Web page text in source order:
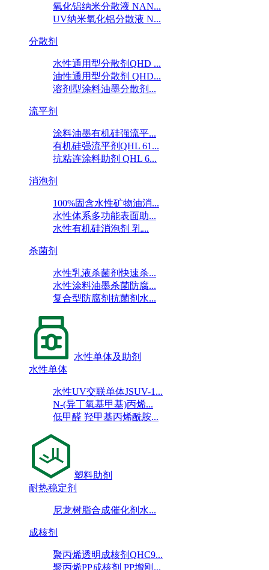
氧化铝纳米分散液 NAN...
UV纳米氧化铝分散液 N...
分散剂
水性通用型分散剂QHD ...
油性通用型分散剂 QHD...
溶剂型涂料油墨分散剂...
流平剂
涂料油墨有机硅强流平...
有机硅强流平剂QHL 61...
抗粘连涂料助剂 QHL 6...
消泡剂
100%固含水性矿物油消...
水性体系多功能表面助...
水性有机硅消泡剂 乳...
杀菌剂
水性乳液杀菌剂快速杀...
水性涂料油墨杀菌防腐...
复合型防腐剂抗菌剂水...
水性单体及助剂
水性单体
水性UV交联单体JSUV-1...
N-(异丁氧基甲基)丙烯...
低甲醛 羟甲基丙烯酰胺...
塑料助剂
耐热稳定剂
尼龙树脂合成催化剂水...
成核剂
聚丙烯透明成核剂QHC9...
聚丙烯PP成核剂 PP增刚...